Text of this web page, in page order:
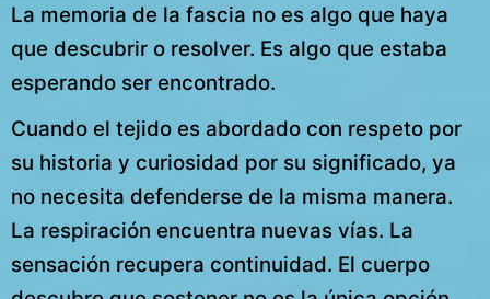
La memoria de la fascia no es algo que haya
que descubrir o resolver. Es algo que estaba
esperando ser encontrado.
Cuando el tejido es abordado con respeto por
su historia y curiosidad por su significado, ya
no necesita defenderse de la misma manera.
La respiración encuentra nuevas vías. La
sensación recupera continuidad. El cuerpo